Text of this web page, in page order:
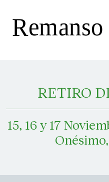
RETIRO
15, 16 y 17